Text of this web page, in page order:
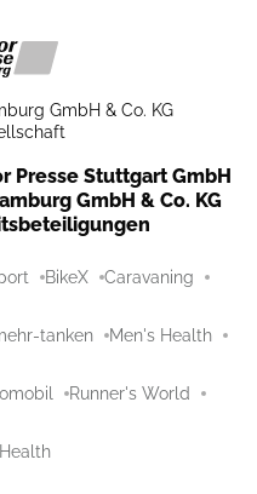
GmbH & Co. KG
Presse Stuttgart GmbH
GmbH & Co. KG
BikeX Caravaning
tanken Men's Health
Runner's World